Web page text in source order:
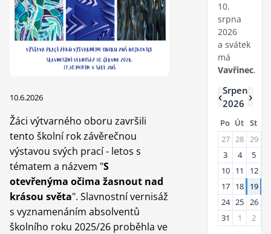
10.6.2026
Žáci výtvarného oboru završili
tento školní rok závěrečnou
výstavou svých prací - letos s
tématem a názvem "S
otevřenýma očima žasnout nad
krásou světa". Slavnostní vernisáž
s vyznamenáním absolventů
školního roku 2025/26 proběhla ve
10.
srpna
2026
a svátek
má
Vavřinec.
‹
Srpen
2026
›
Po Út St
27 28 29
3
4 5
10 11 12
17 18 19
24 25 26
31
1 2